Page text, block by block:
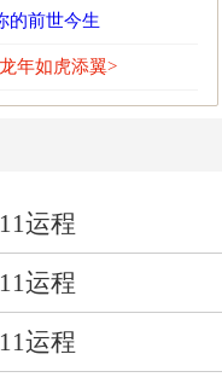
的前世今生
年如虎添翼>
运程
运程
运程